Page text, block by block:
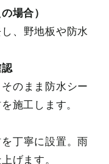
場合）
、野地板や防水
のまま防水シー
施工します。
丁寧に設置。雨
げます。